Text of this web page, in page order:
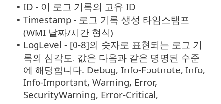
• ID - 이 로그 기록의 고유 ID
• Timestamp - 로그 기록 생성 타임스탬프
(WMI 날짜/시간 형식)
• LogLevel - [0-8]의 숫자로 표현되는 로그 기
록의 심각도. 값은 다음과 같은 명명된 수준
에 해당합니다: Debug, Info-Footnote, Info,
Info-Important, Warning, Error,
SecurityWarning, Error-Critical,